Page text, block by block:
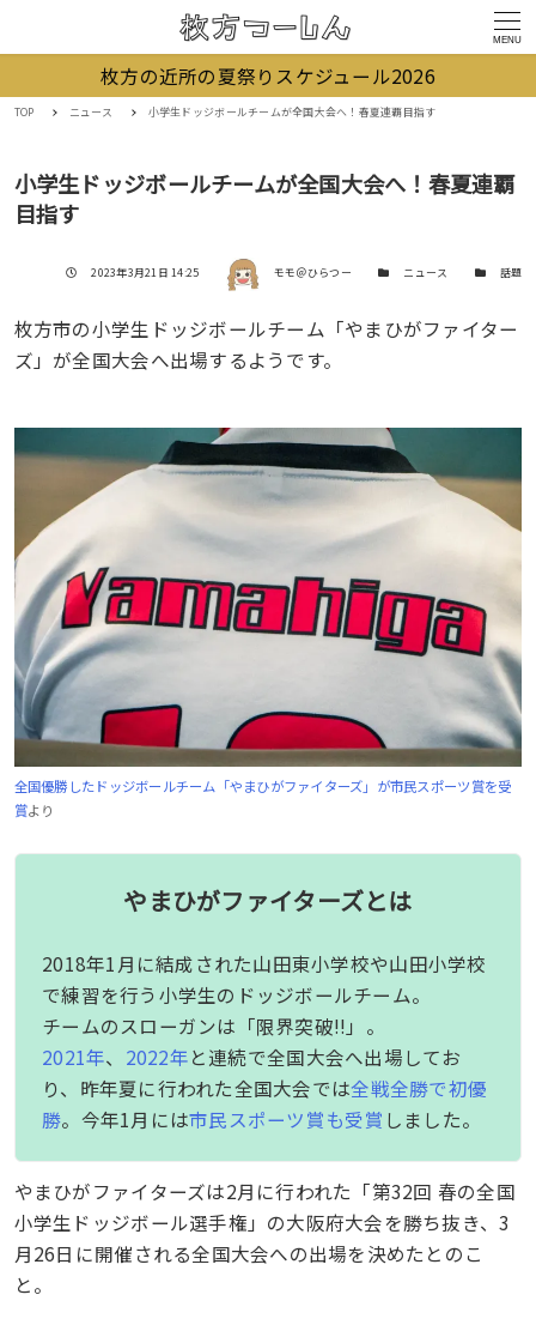
MENU
枚方の近所の夏祭りスケジュール2026
TOP ニュース 小学生ドッジボールチームが全国大会へ！春夏連覇目指す
小学生ドッジボールチームが全国大会へ！春夏連覇
目指す
投稿日
2023年3月21日 14:25 著者 モモ＠ひらつー カテゴリー
ニュース カテゴリー
話題
枚方市の小学生ドッジボールチーム「やまひがファイター
ズ」が全国大会へ出場するようです。
全国優勝したドッジボールチーム「やまひがファイターズ」が市民スポーツ賞を受
賞より
やまひがファイターズとは
2018年1月に結成された山田東小学校や山田小学校
で練習を行う小学生のドッジボールチーム。
チームのスローガンは「限界突破!!」。
2021年、 2022年と連続で全国大会へ出場してお
り、昨年夏に行われた全国大会では全戦全勝で初優
勝。今年1月には市民スポーツ賞も受賞 しました。
やまひがファイターズは2月に行われた「第32回 春の全国
小学生ドッジボール選手権」の大阪府大会を勝ち抜き、3
月26日に開催される全国大会への出場を決めたとのこ
と。